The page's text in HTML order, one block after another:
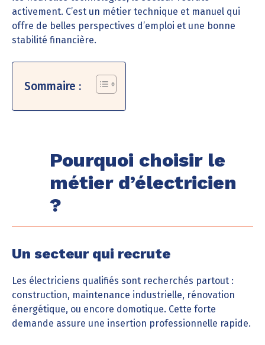
activement. C’est un métier technique et manuel qui
offre de belles perspectives d’emploi et une bonne
stabilité financière.
Sommaire :
Pourquoi choisir le
métier d’électricien
?
Un secteur qui recrute
Les électriciens qualifiés sont recherchés partout :
construction, maintenance industrielle, rénovation
énergétique, ou encore domotique. Cette forte
demande assure une insertion professionnelle rapide.